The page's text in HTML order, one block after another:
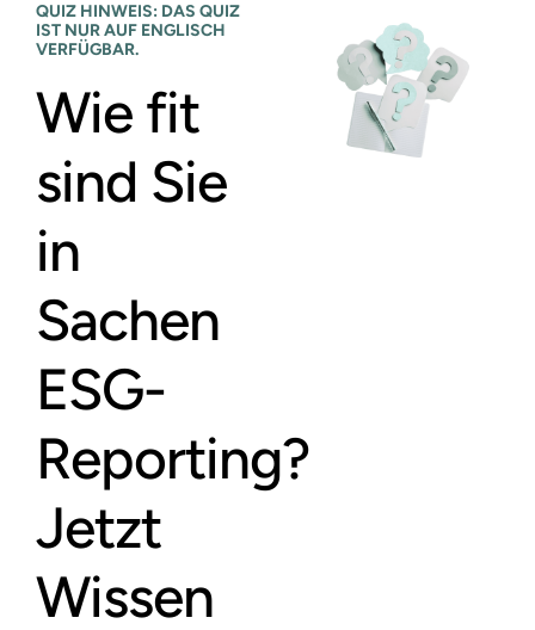
QUIZ HINWEIS: DAS QUIZ
IST NUR AUF ENGLISCH
VERFÜGBAR.
Wie fit
sind Sie
in
Sachen
ESG-
Reporting?
Jetzt
Wissen